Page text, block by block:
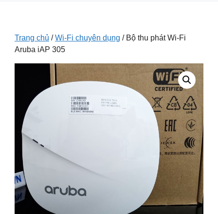
Trang chủ /Wi-Fi chuyên dụng / Bộ thu phát Wi-Fi
Aruba iAP 305